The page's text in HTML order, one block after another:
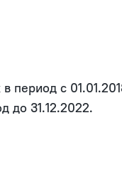
с
до 31.12.2022.